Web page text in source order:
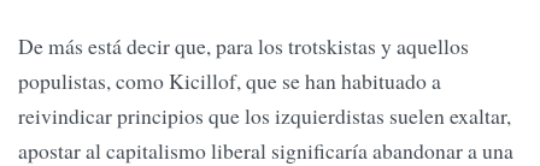
De más está decir que, para los trotskistas y aquellos
populistas, como Kicillof, que se han habituado a
reivindicar principios que los izquierdistas suelen exaltar,
apostar al capitalismo liberal significaría abandonar a una